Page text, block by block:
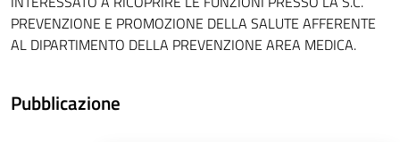
PREVENZIONE E PROMOZIONE DELLA SALUTE AFFERENTE
AL DIPARTIMENTO DELLA PREVENZIONE AREA MEDICA.
Pubblicazione